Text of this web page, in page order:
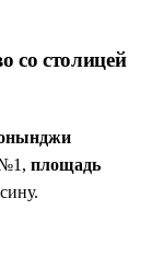
всемирного
в
для погружения
со столицей
площадь